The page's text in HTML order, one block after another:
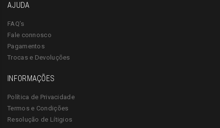
AJUDA
FAQ’s
Fale connosco
Pagamentos
Trocas e Devoluções
INFORMAÇÕES
Política de Privacidade
Termos e Condições
Resolução de Lítigios